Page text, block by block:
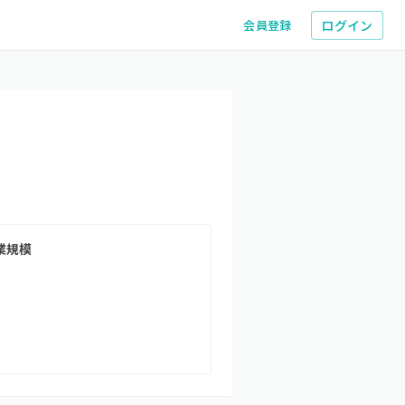
会員登録 ログイン
規模